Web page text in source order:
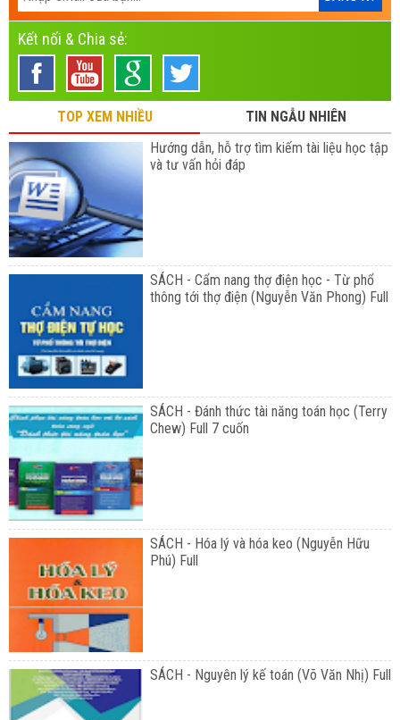
Kết nối & Chia sẻ:
TOP XEM NHIỀU
TIN NGẪU NHIÊN
Hướng dẫn, hỗ trợ tìm kiếm tài liệu học tập
và tư vấn hỏi đáp
SÁCH - Cẩm nang thợ điện học - Từ phổ
thông tới thợ điện (Nguyễn Văn Phong) Full
SÁCH - Đánh thức tài năng toán học (Terry
Chew) Full 7 cuốn
SÁCH - Hóa lý và hóa keo (Nguyễn Hữu
Phú) Full
SÁCH - Nguyên lý kế toán (Võ Văn Nhị) Full